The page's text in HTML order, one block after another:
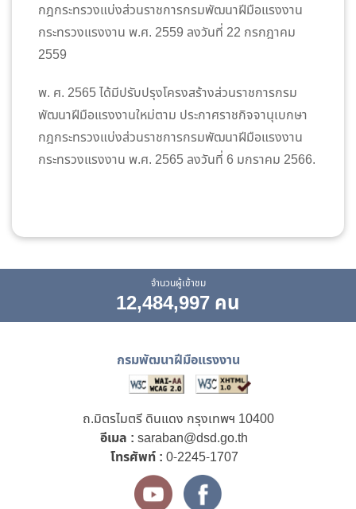
กฎกระทรวงแบ่งส่วนราชการกรมพัฒนาฝีมือแรงงาน
กระทรวงแรงงาน พ.ศ. 2559 ลงวันที่ 22 กรกฎาคม
2559
พ. ศ. 2565 ได้มีปรับปรุงโครงสร้างส่วนราชการกรม
พัฒนาฝีมือแรงงานใหม่ตาม ประกาศราชกิจจานุเบกษา
กฎกระทรวงแบ่งส่วนราชการกรมพัฒนาฝีมือแรงงาน
กระทรวงแรงงาน พ.ศ. 2565 ลงวันที่ 6 มกราคม 2566.
จำนวนผู้เข้าชม
12,484,997 คน
กรมพัฒนาฝีมือแรงงาน
ถ.มิตรไมตรี ดินแดง กรุงเทพฯ 10400
อีเมล : saraban@dsd.go.th
โทรศัพท์ : 0-2245-1707